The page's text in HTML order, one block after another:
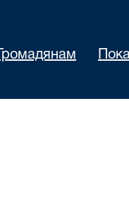
Громадянам